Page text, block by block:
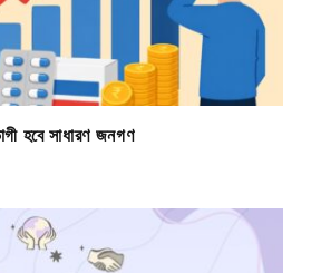
হবে সাধারণ জনগণ